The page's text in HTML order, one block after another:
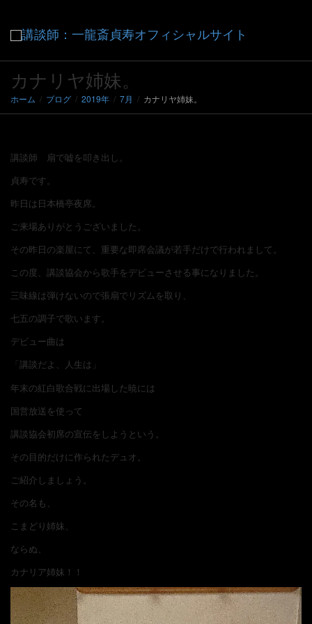
ビ
り
カナリヤ姉妹。
ホーム ブログ 2019年 7月 カナリヤ姉妹。
講談師 扇で嘘を叩き出し。
貞寿です。
昨日は日本橋亭夜席。
ご来場ありがとうございました。
その昨日の楽屋にて、重要な即席会議が若手だけで行われまして。
この度、講談協会から歌手をデビューさせる事になりました。
三味線は弾けないので張扇でリズムを取り、
七五の調子で歌います。
デビュー曲は
「講談だよ、人生は」
年末の紅白歌合戦に出場した暁には
国営放送を使って
講談協会初席の宣伝をしようという。
その目的だけに作られたデュオ。
ご紹介しましょう。
その名も、
こまどり姉妹、
ならぬ、
カナリア姉妹！！